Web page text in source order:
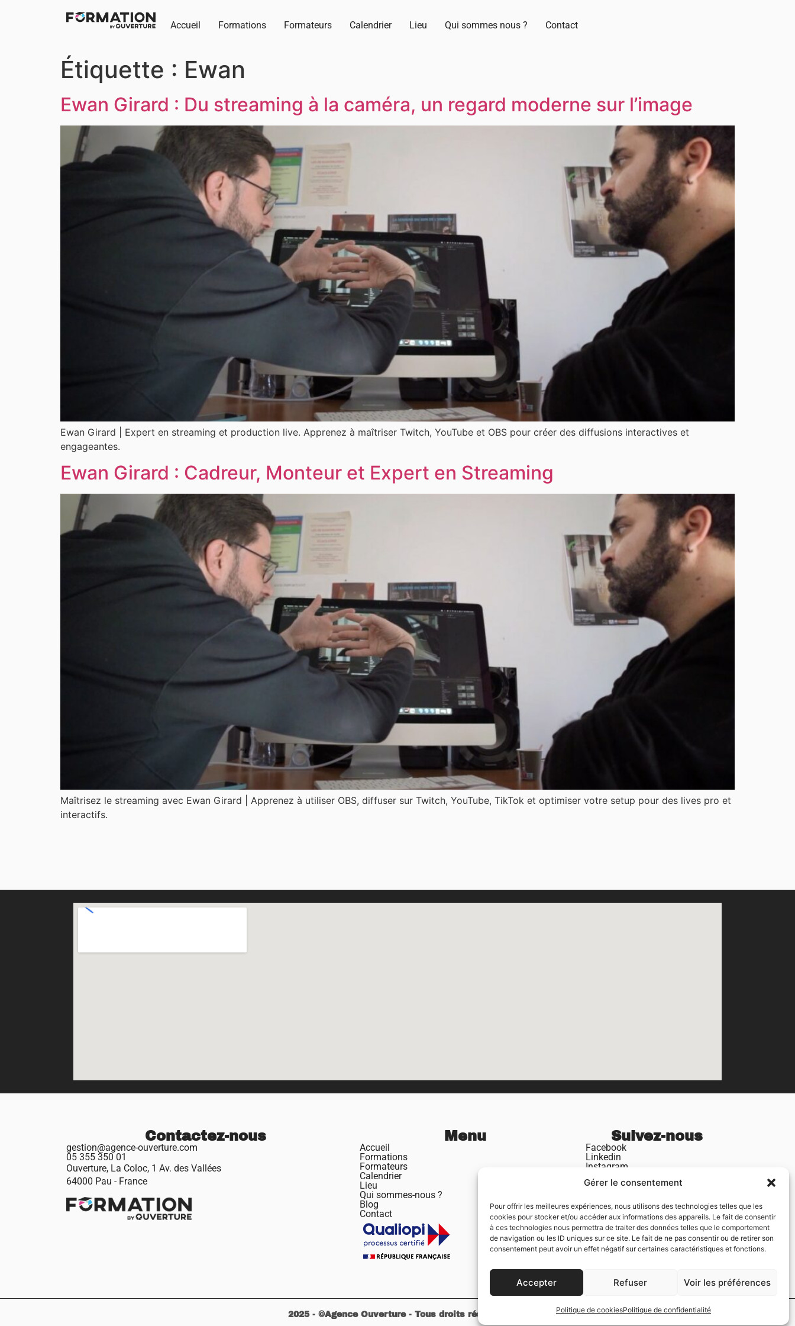
Gérer le consentement
Pour offrir les meilleures expériences, nous utilisons des technologies telles que les
cookies pour stocker et/ou accéder aux informations des appareils. Le fait de consentir
à ces technologies nous permettra de traiter des données telles que le comportement
de navigation ou les ID uniques sur ce site. Le fait de ne pas consentir ou de retirer son
consentement peut avoir un effet négatif sur certaines caractéristiques et fonctions.
Accepter Refuser Voir les préférences
Politique de cookiesPolitique de confidentialité
Accueil Formations Formateurs Calendrier Lieu Qui sommes nous ? Contact
Étiquette : Ewan
Ewan Girard : Du streaming à la caméra, un regard moderne sur l’image
Ewan Girard | Expert en streaming et production live. Apprenez à maîtriser Twitch, YouTube et OBS pour créer des diffusions interactives et
engageantes.
Ewan Girard : Cadreur, Monteur et Expert en Streaming
Maîtrisez le streaming avec Ewan Girard | Apprenez à utiliser OBS, diffuser sur Twitch, YouTube, TikTok et optimiser votre setup pour des lives pro et
interactifs.
Contactez-nous
gestion@agence-ouverture.com
05 355 350 01
Ouverture, La Coloc, 1 Av. des Vallées
64000 Pau - France
Menu
Accueil
Formations
Formateurs
Calendrier
Lieu
Qui sommes-nous ?
Blog
Contact
Suivez-nous
Facebook
Linkedin
Instagram
Mentions
Politique de confidentialité
Politique de cookies
2025 - ©Agence Ouverture - Tous droits réservés